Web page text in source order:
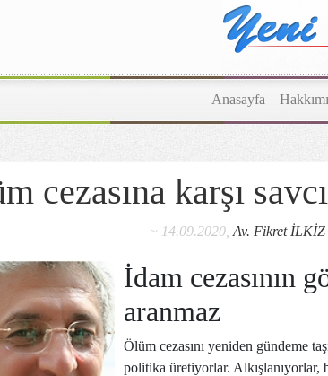
Anasayfa
cezasına karşı
~ 14.09.2020, Av. Fikret İLKİZ
İdam cezasının
aranmaz
Ölüm cezasını yeniden gündeme
politika üretiyorlar. Alkışlanıyorlar,